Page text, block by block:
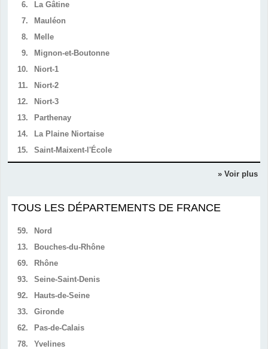
6.
La Gâtine
7.
Mauléon
8.
Melle
9.
Mignon-et-Boutonne
10.
Niort-1
11.
Niort-2
12.
Niort-3
13.
Parthenay
14.
La Plaine Niortaise
15.
Saint-Maixent-l'École
» Voir plus
TOUS LES DÉPARTEMENTS DE FRANCE
59.
Nord
13.
Bouches-du-Rhône
69.
Rhône
93.
Seine-Saint-Denis
92.
Hauts-de-Seine
33.
Gironde
62.
Pas-de-Calais
78.
Yvelines